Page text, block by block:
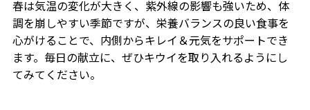
春は気温の変化が大きく、紫外線の影響も強いため、体
調を崩しやすい季節ですが、栄養バランスの良い食事を
心がけることで、内側からキレイ＆元気をサポートでき
ます。毎日の献立に、ぜひキウイを取り入れるようにし
てみてください。